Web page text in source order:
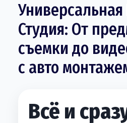
Студия: От
съемки до
с авто
Всё и